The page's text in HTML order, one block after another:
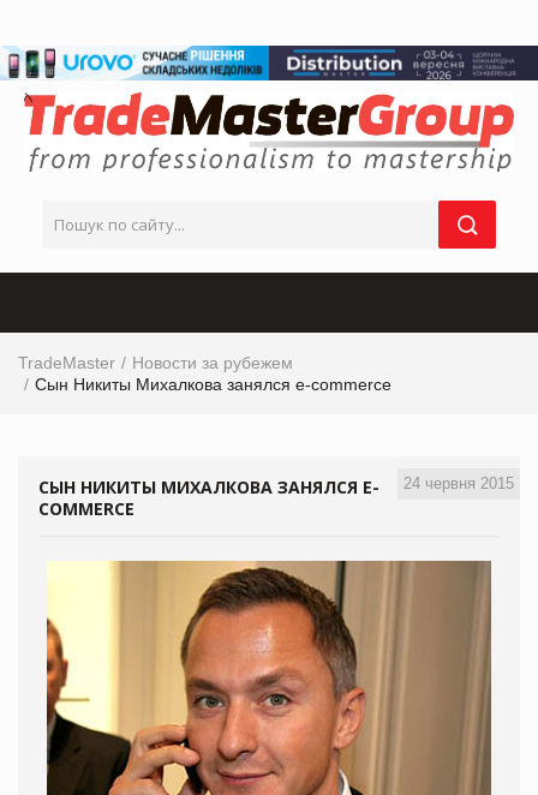
TradeMaster
Новости за рубежем
Сын Никиты Михалкова занялся e-commerce
24 червня 2015
СЫН НИКИТЫ МИХАЛКОВА ЗАНЯЛСЯ E-
COMMERCE